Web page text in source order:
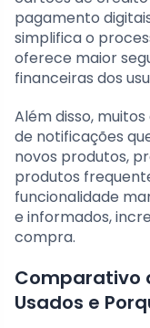
pagamento
simplifica o
oferece maior
financeiras dos
Além disso,
de notificações
novos produtos,
produtos
funcionalidade
e informados,
compra.
Comparativo
Usados e